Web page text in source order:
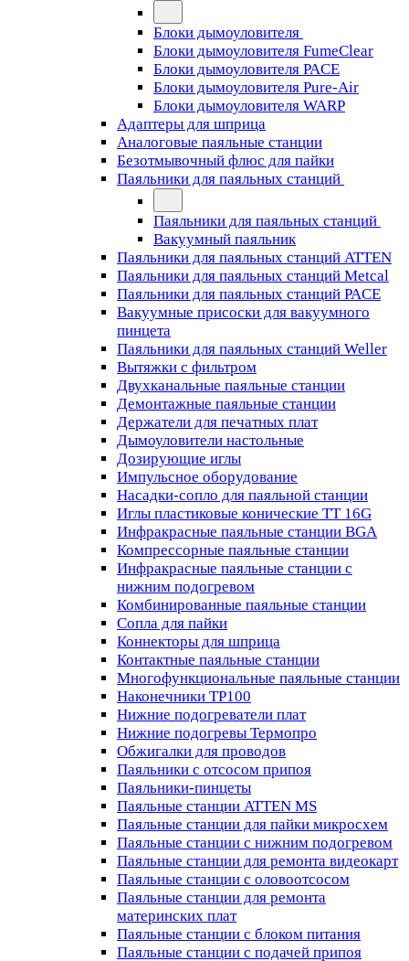
Блоки дымоуловителя
Блоки дымоуловителя FumeClear
Блоки дымоуловителя PACE
Блоки дымоуловителя Pure-Air
Блоки дымоуловителя WARP
Адаптеры для шприца
Аналоговые паяльные станции
Безотмывочный флюс для пайки
Паяльники для паяльных станций
Паяльники для паяльных станций
Вакуумный паяльник
Паяльники для паяльных станций ATTEN
Паяльники для паяльных станций Metcal
Паяльники для паяльных станций PACE
Вакуумные присоски для вакуумного
пинцета
Паяльники для паяльных станций Weller
Вытяжки с фильтром
Двухканальные паяльные станции
Демонтажные паяльные станции
Держатели для печатных плат
Дымоуловители настольные
Дозирующие иглы
Импульсное оборудование
Насадки-сопло для паяльной станции
Иглы пластиковые конические TT 16G
Инфракрасные паяльные станции BGA
Компрессорные паяльные станции
Инфракрасные паяльные станции с
нижним подогревом
Комбинированные паяльные станции
Сопла для пайки
Коннекторы для шприца
Контактные паяльные станции
Многофункциональные паяльные станции
Наконечники TP100
Нижние подогреватели плат
Нижние подогревы Термопро
Обжигалки для проводов
Паяльники с отсосом припоя
Паяльники-пинцеты
Паяльные станции ATTEN MS
Паяльные станции для пайки микросхем
Паяльные станции с нижним подогревом
Паяльные станции для ремонта видеокарт
Паяльные станции с оловоотсосом
Паяльные станции для ремонта
материнских плат
Паяльные станции с блоком питания
Паяльные станции с подачей припоя